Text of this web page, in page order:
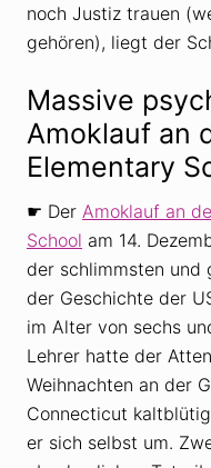
noch Justiz trauen
gehören), liegt der
Massive
Amoklauf an
Elementary
☛ Der Amoklauf an
School am 14.
der schlimmsten und
der Geschichte der
im Alter von sechs
Lehrer hatte der
Weihnachten an der
Connecticut
er sich selbst um.